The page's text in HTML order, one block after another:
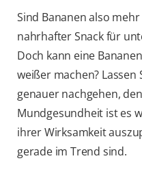
Sind Bananen also
nahrhafter Snack für
Doch kann eine
weißer machen? Lassen
genauer nachgehen,
Mundgesundheit ist es
ihrer Wirksamkeit
gerade im Trend sind.